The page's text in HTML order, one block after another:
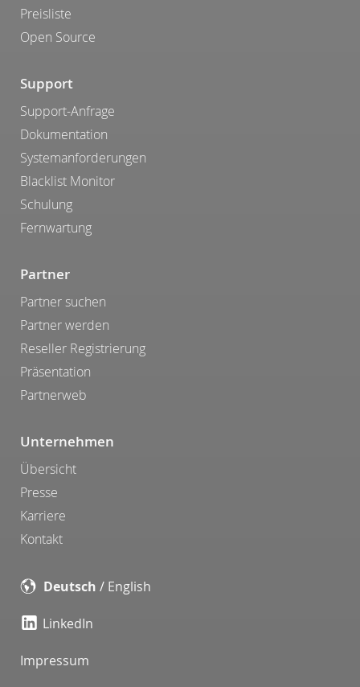
Preisliste
Open Source
Support
Support-Anfrage
Dokumentation
Systemanforderungen
Blacklist Monitor
Schulung
Fernwartung
Partner
Partner suchen
Partner werden
Reseller Registrierung
Präsentation
Partnerweb
Unternehmen
Übersicht
Presse
Karriere
Kontakt
Deutsch / English
LinkedIn
Impressum